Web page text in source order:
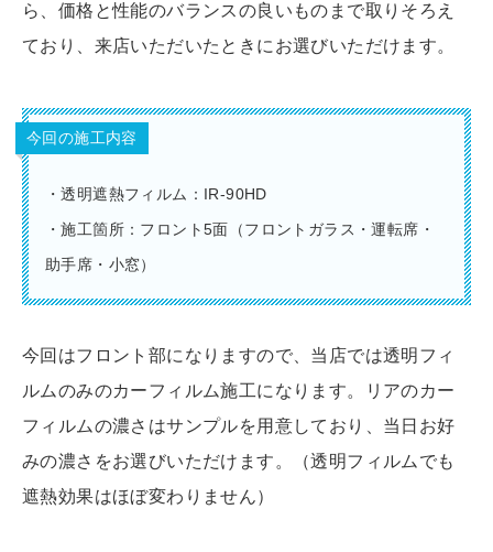
ら、価格と性能のバランスの良いものまで取りそろえ
ており、来店いただいたときにお選びいただけます。
今回の施工内容
・透明遮熱フィルム：IR-90HD
・施工箇所：フロント5面（フロントガラス・運転席・
助手席・小窓）
今回はフロント部になりますので、当店では透明フィ
ルムのみのカーフィルム施工になります。リアのカー
フィルムの濃さはサンプルを用意しており、当日お好
みの濃さをお選びいただけます。（透明フィルムでも
遮熱効果はほぼ変わりません）